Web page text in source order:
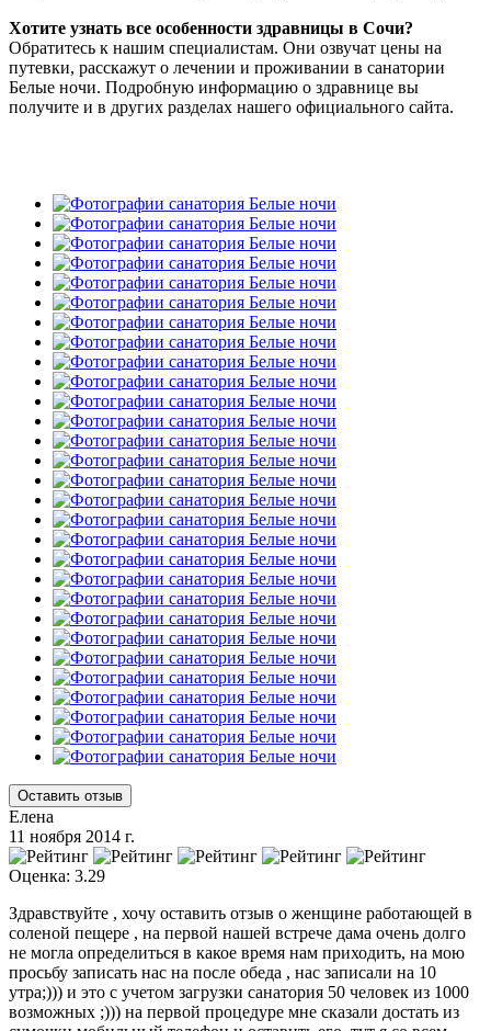
Хотите узнать все особенности здравницы в Сочи?
Обратитесь к нашим специалистам. Они озвучат цены на
путевки, расскажут о лечении и проживании в санатории
Белые ночи. Подробную информацию о здравнице вы
получите и в других разделах нашего официального сайта.
Оставить отзыв
Елена
11 ноября 2014 г.
Оценка: 3.29
Здравствуйте , хочу оставить отзыв о женщине работающей в
соленой пещере , на первой нашей встрече дама очень долго
не могла определиться в какое время нам приходить, на мою
просьбу записать нас на после обеда , нас записали на 10
утра;))) и это с учетом загрузки санатория 50 человек из 1000
возможных ;))) на первой процедуре мне сказали достать из